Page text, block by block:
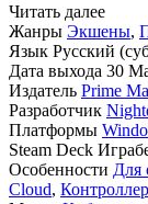
Читать далее
Жанры Экшены,
Язык Русский
Дата выхода 30
Издатель Prime
Разработчик
Платформы
Steam Deck
Особенности Для
Cloud,